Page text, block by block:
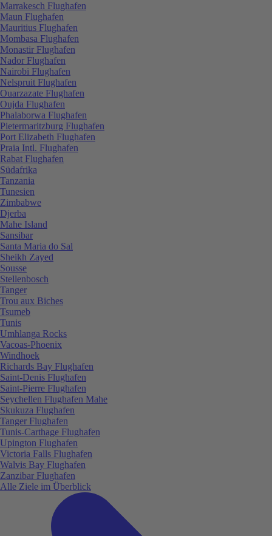
Marrakesch Flughafen
Maun Flughafen
Mauritius Flughafen
Mombasa Flughafen
Monastir Flughafen
Nador Flughafen
Nairobi Flughafen
Nelspruit Flughafen
Ouarzazate Flughafen
Oujda Flughafen
Phalaborwa Flughafen
Pietermaritzburg Flughafen
Port Elizabeth Flughafen
Praia Intl. Flughafen
Rabat Flughafen
Südafrika
Tanzania
Tunesien
Zimbabwe
Djerba
Mahe Island
Sansibar
Santa Maria do Sal
Sheikh Zayed
Sousse
Stellenbosch
Tanger
Trou aux Biches
Tsumeb
Tunis
Umhlanga Rocks
Vacoas-Phoenix
Windhoek
Richards Bay Flughafen
Saint-Denis Flughafen
Saint-Pierre Flughafen
Seychellen Flughafen Mahe
Skukuza Flughafen
Tanger Flughafen
Tunis-Carthage Flughafen
Upington Flughafen
Victoria Falls Flughafen
Walvis Bay Flughafen
Zanzibar Flughafen
Alle Ziele im Überblick